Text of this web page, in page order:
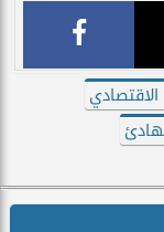
الاقتصادي